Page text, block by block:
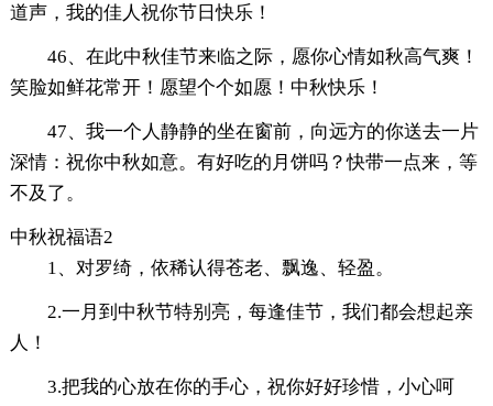
道声，我的佳人祝你节日快乐！
46、在此中秋佳节来临之际，愿你心情如秋高气爽！
笑脸如鲜花常开！愿望个个如愿！中秋快乐！
47、我一个人静静的坐在窗前，向远方的你送去一片
深情：祝你中秋如意。有好吃的月饼吗？快带一点来，等
不及了。
中秋祝福语2
1、对罗绮，依稀认得苍老、飘逸、轻盈。
2.一月到中秋节特别亮，每逢佳节，我们都会想起亲
人！
3.把我的心放在你的手心，祝你好好珍惜，小心呵